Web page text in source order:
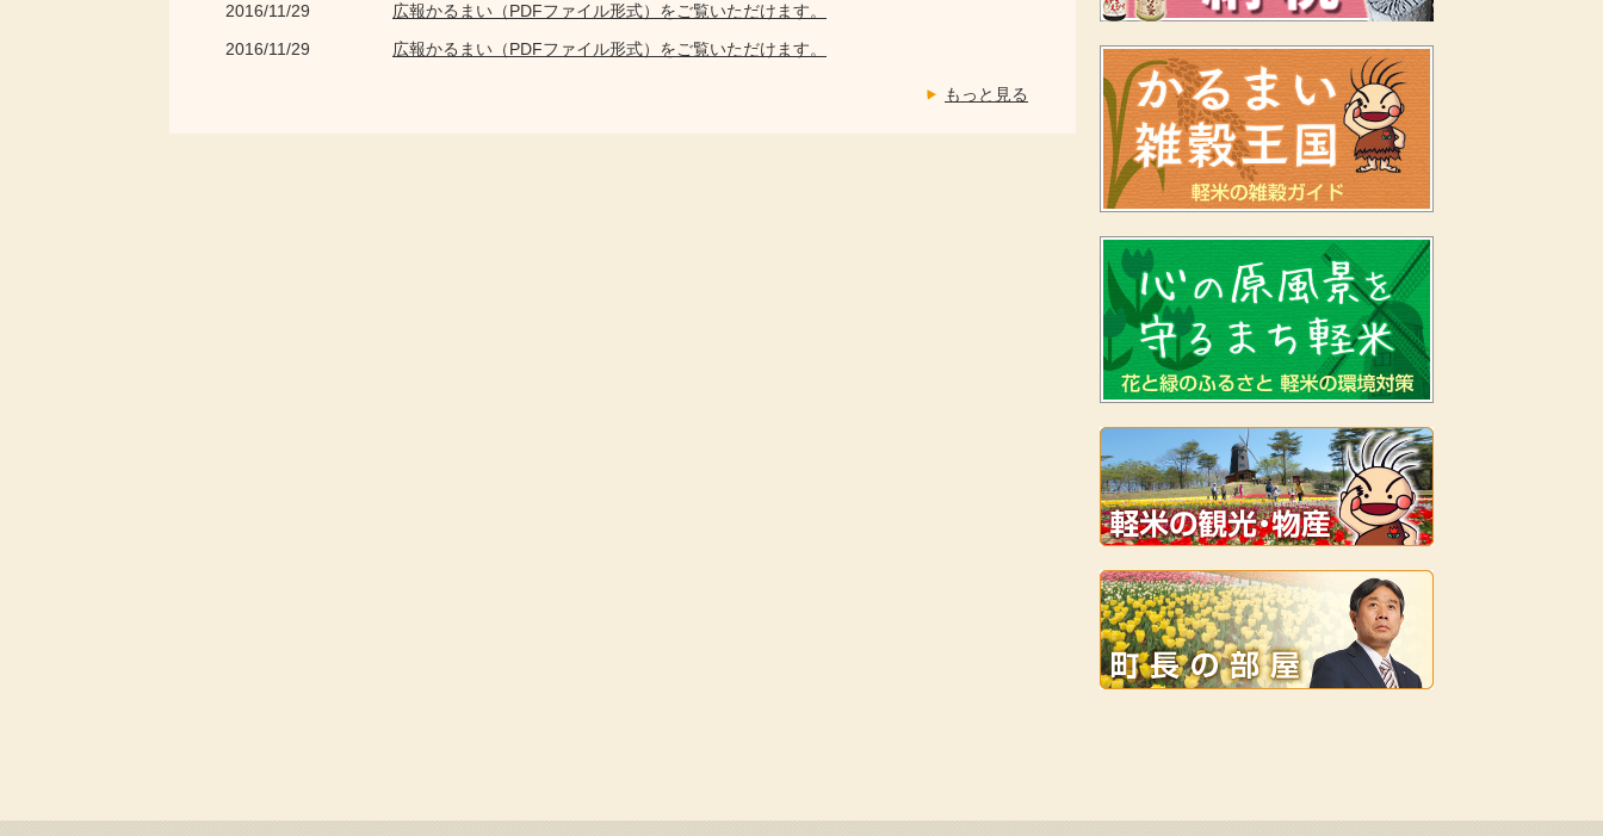
2016/11/29
広報かるまい（PDFファイル形式）をご覧いただけます。
2016/11/29
広報かるまい（PDFファイル形式）をご覧いただけます。
もっと見る